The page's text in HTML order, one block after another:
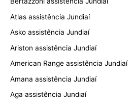
Atlas assistência Jundiaí
Asko assistência Jundiaí
Ariston assistência Jundiaí
American Range assistência Jundiaí
Amana assistência Jundiaí
Aga assistência Jundiaí